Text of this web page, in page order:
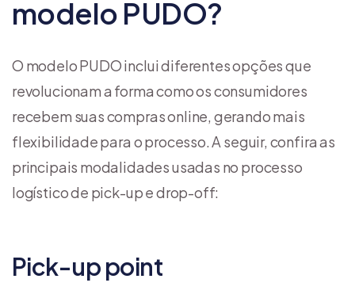
modelo PUDO?
O modelo PUDO inclui diferentes opções que
revolucionam a forma como os consumidores
recebem suas compras online, gerando mais
flexibilidade para o processo. A seguir, confira as
principais modalidades usadas no processo
logístico de pick-up e drop-off:
Pick-up point